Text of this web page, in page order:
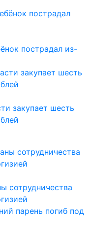
пострадал из-
закупает шесть
сотрудничества